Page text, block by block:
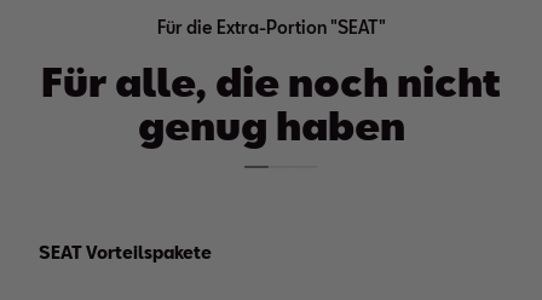
Für die Extra-Portion "SEAT"
Für alle, die noch nicht
genug haben
SEAT Vorteilspakete